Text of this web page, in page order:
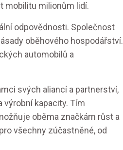
mobilitu milionům lidí.
odpovědnosti. Společnost
oběhového hospodářství.
automobilů a
svých aliancí a partnerství,
výrobní kapacity. Tím
oběma značkám růst a
všechny zúčastněné, od